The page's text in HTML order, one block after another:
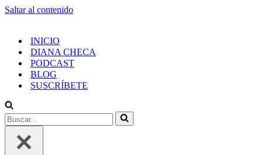
Saltar al contenido
INICIO
DIANA CHECA
PODCAST
BLOG
SUSCRÍBETE